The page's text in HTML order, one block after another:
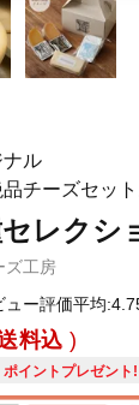
ル
チーズセット
レクシ
ズ工房
ュー評価平均
料込
ポイントプレゼント!